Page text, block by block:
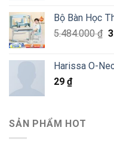
Bộ Bàn Học
5.484.000₫
Harissa O-
29 ₫
SẢN PHẨM HOT